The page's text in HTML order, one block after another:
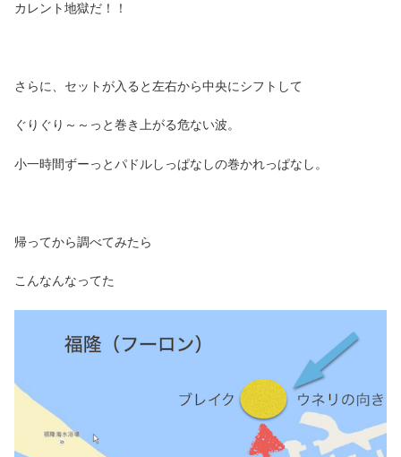
カレント地獄だ！！
さらに、セットが入ると左右から中央にシフトして
ぐりぐり～～っと巻き上がる危ない波。
小一時間ずーっとパドルしっぱなしの巻かれっぱなし。
帰ってから調べてみたら
こんなんなってた